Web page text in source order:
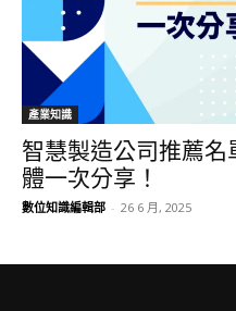
產業知識
智慧製造公司推薦
體一次分享！
數位知識編輯部 - 26 6 月, 2025